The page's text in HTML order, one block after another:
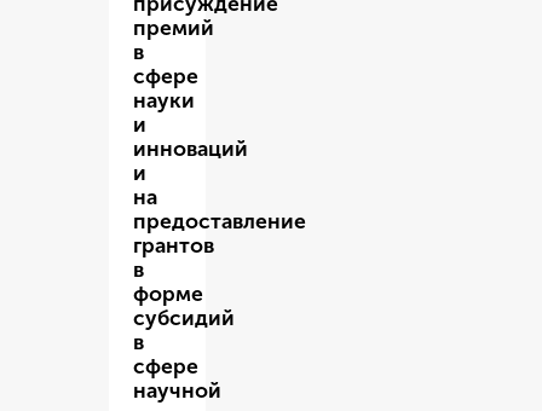
премий
в
сфере
науки
и
инноваций
и
на
предоставление
грантов
в
форме
субсидий
в
сфере
научной